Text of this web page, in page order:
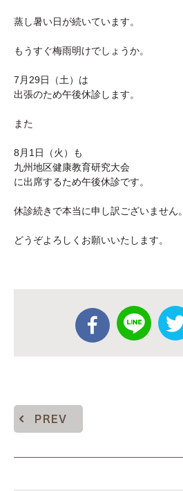
蒸し暑い日が続いています。
もうすぐ梅雨明けでしょうか。
7月29日（土）は
出張のため午後休診します。
また
8月1日（火）も
九州地区健康教育研究大会
に出席するため午後休診です。
休診続きで本当に申し訳ございません。
どうぞよろしくお願いいたします。
PREV